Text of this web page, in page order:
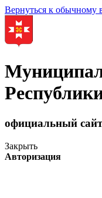
Вернуться к обычному
официальный сайт
Закрыть
Авторизация